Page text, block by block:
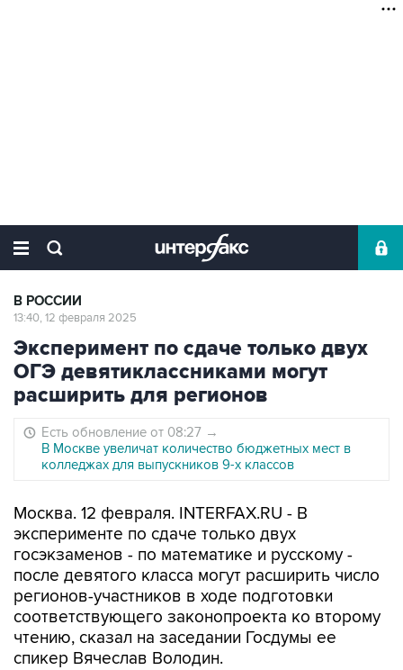
В РОССИИ
13:40, 12 февраля 2025
Эксперимент по сдаче только двух
ОГЭ девятиклассниками могут
расширить для регионов
Есть обновление от 08:27 →
В Москве увеличат количество бюджетных мест в
колледжах для выпускников 9-х классов
Москва. 12 февраля. INTERFAX.RU - В
эксперименте по сдаче только двух
госэкзаменов - по математике и русскому -
после девятого класса могут расширить число
регионов-участников в ходе подготовки
соответствующего законопроекта ко второму
чтению, сказал на заседании Госдумы ее
спикер Вячеслав Володин.